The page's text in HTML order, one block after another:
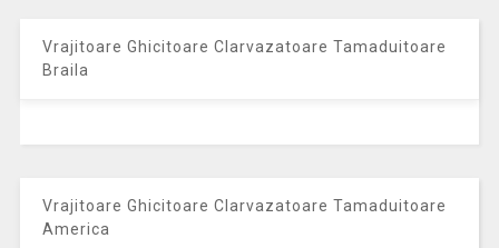
Vrajitoare Ghicitoare Clarvazatoare Tamaduitoare
Braila
Vrajitoare Ghicitoare Clarvazatoare Tamaduitoare
America